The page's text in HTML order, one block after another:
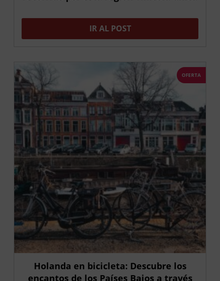
IR AL POST
OFERTA
Holanda en bicicleta: Descubre los
encantos de los Países Bajos a través